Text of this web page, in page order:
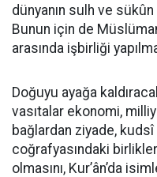
dünyanın sulh ve
Bunun için de
arasında işbirliği
Doğuyu ayağa
vasıtalar ekonomi,
bağlardan ziyade,
coğrafyasındaki
olmasını, Kur’ân’da